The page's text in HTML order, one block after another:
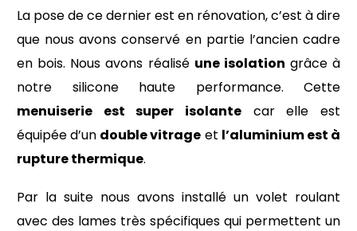
La pose de ce dernier est en rénovation, c’est à dire
que nous avons conservé en partie l’ancien cadre
en bois. Nous avons réalisé une isolation grâce à
notre silicone haute performance. Cette
menuiserie est super isolante car elle est
équipée d’un double vitrage et l’aluminium est à
rupture thermique.
Par la suite nous avons installé un volet roulant
avec des lames très spécifiques qui permettent un